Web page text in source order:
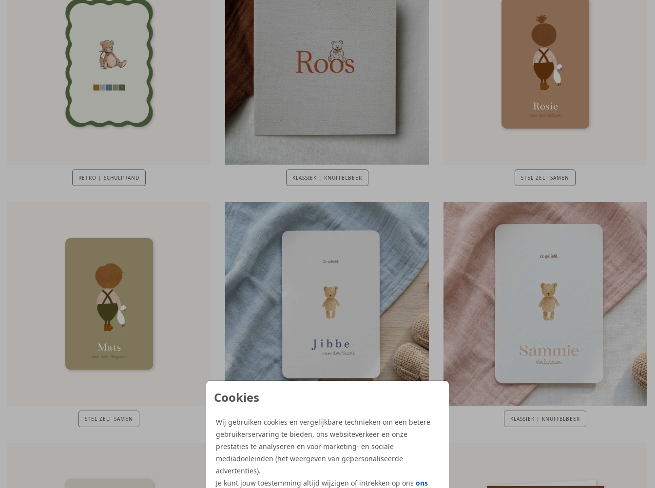
Cookies
Wij gebruiken cookies en vergelijkbare technieken om een betere
gebruikerservaring te bieden, ons websiteverkeer en onze
prestaties te analyseren en voor marketing- en sociale
mediadoeleinden (het weergeven van gepersonaliseerde
advertenties).
Je kunt jouw toestemming altijd wijzigen of intrekken op ons ons
RETRO | SCHULPRAND KLASSIEK | KNUFFELBEER STEL ZELF SAMEN
STEL ZELF SAMEN TEDDYBEER KLASSIEK | KNUFFELBEER